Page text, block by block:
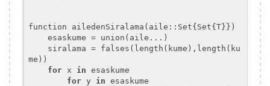
function ailedenSiralama(aile::Set{Set{T}})
me))
for x in esaskume
for y in esaskume